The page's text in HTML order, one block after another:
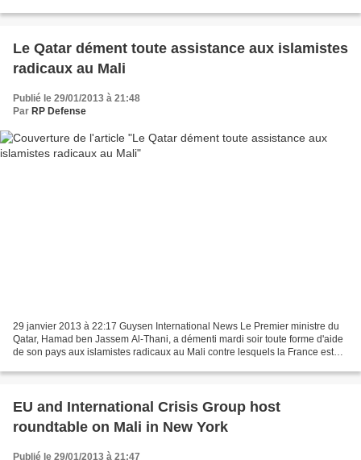
Le Qatar dément toute assistance aux islamistes
radicaux au Mali
Publié le 29/01/2013 à 21:48
Par RP Defense
29 janvier 2013 à 22:17 Guysen International News Le Premier ministre du
Qatar, Hamad ben Jassem Al-Thani, a démenti mardi soir toute forme d'aide
de son pays aux islamistes radicaux au Mali contre lesquels la France est
EU and International Crisis Group host
roundtable on Mali in New York
Publié le 29/01/2013 à 21:47